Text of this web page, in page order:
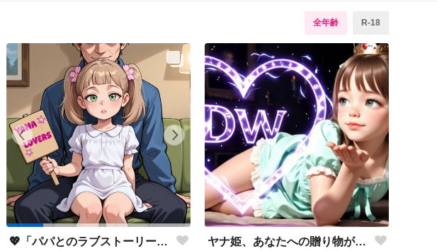
全年齢 R-18
💖「パパとのラブストーリー」💖 ヤナ姫、あなたへの贈り物がありますよ！！！